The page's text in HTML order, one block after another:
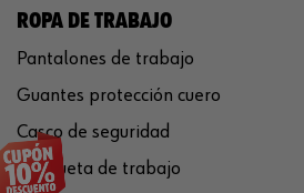
ROPA DE TRABAJO
Pantalones de trabajo
Guantes protección cuero
Casco de seguridad
Chaqueta de trabajo